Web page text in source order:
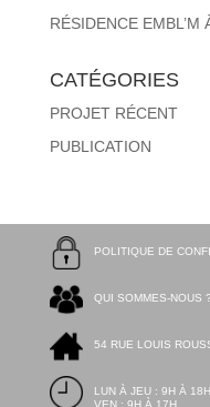
RÉSIDENCE EMBL’M
CATÉGORIES
PROJET RÉCENT
PUBLICATION
POLITIQUE DE
QUI SOMMES-NOUS ?
54 RUE LOUIS
LUN À JEU : 9H À 18H
VEN : 9H À 17H